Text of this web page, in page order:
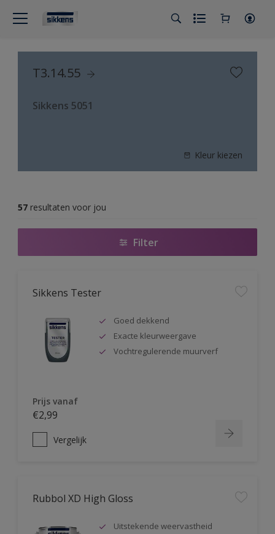
T3.14.55
Sikkens 5051
Kleur kiezen
57 resultaten voor jou
Filter
Sikkens Tester
Goed dekkend
Exacte kleurweergave
Vochtregulerende muurverf
Prijs vanaf
€2,99
Vergelijk
Rubbol XD High Gloss
Uitstekende weervastheid